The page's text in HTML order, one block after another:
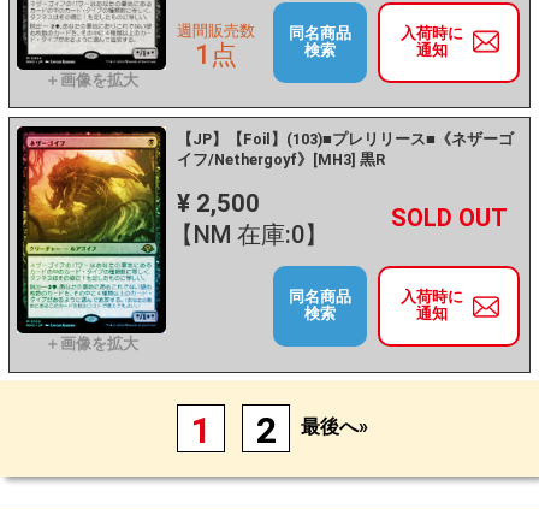
入荷時に
通知
週間販売数
1点
同名商品
検索
【JP】【Foil】(103)■プレリリース■《ネザーゴ
イフ/Nethergoyf》[MH3] 黒R
¥ 2,500
【NM 在庫:0】
－ +
入荷時に
通知
同名商品
検索
1 2 最後へ»